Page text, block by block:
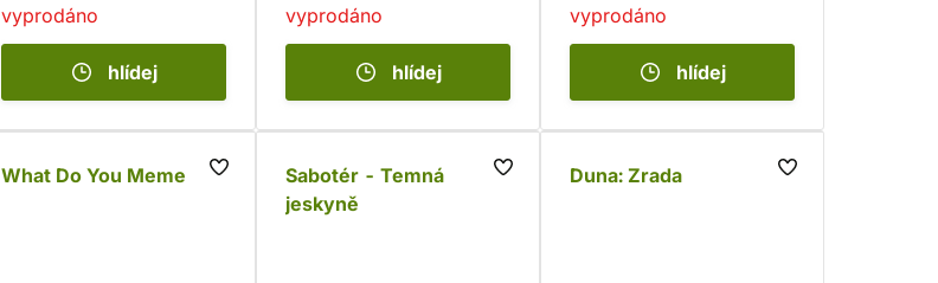
vyprodáno
hlídej
vyprodáno
hlídej
vyprodáno
hlídej
What Do You Meme
Sabotér - Temná
jeskyně
Duna: Zrada